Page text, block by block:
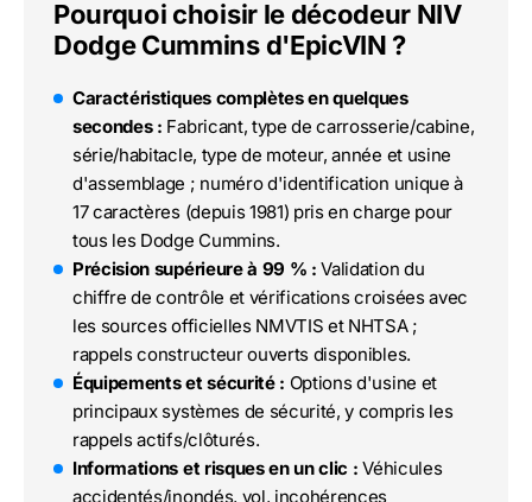
Pourquoi choisir le décodeur NIV
Dodge Cummins d'EpicVIN ?
Caractéristiques complètes en quelques
secondes : Fabricant, type de carrosserie/cabine,
série/habitacle, type de moteur, année et usine
d'assemblage ; numéro d'identification unique à
17 caractères (depuis 1981) pris en charge pour
tous les Dodge Cummins.
Précision supérieure à 99 % : Validation du
chiffre de contrôle et vérifications croisées avec
les sources officielles NMVTIS et NHTSA ;
rappels constructeur ouverts disponibles.
Équipements et sécurité : Options d'usine et
principaux systèmes de sécurité, y compris les
rappels actifs/clôturés.
Informations et risques en un clic : Véhicules
accidentés/inondés, vol, incohérences